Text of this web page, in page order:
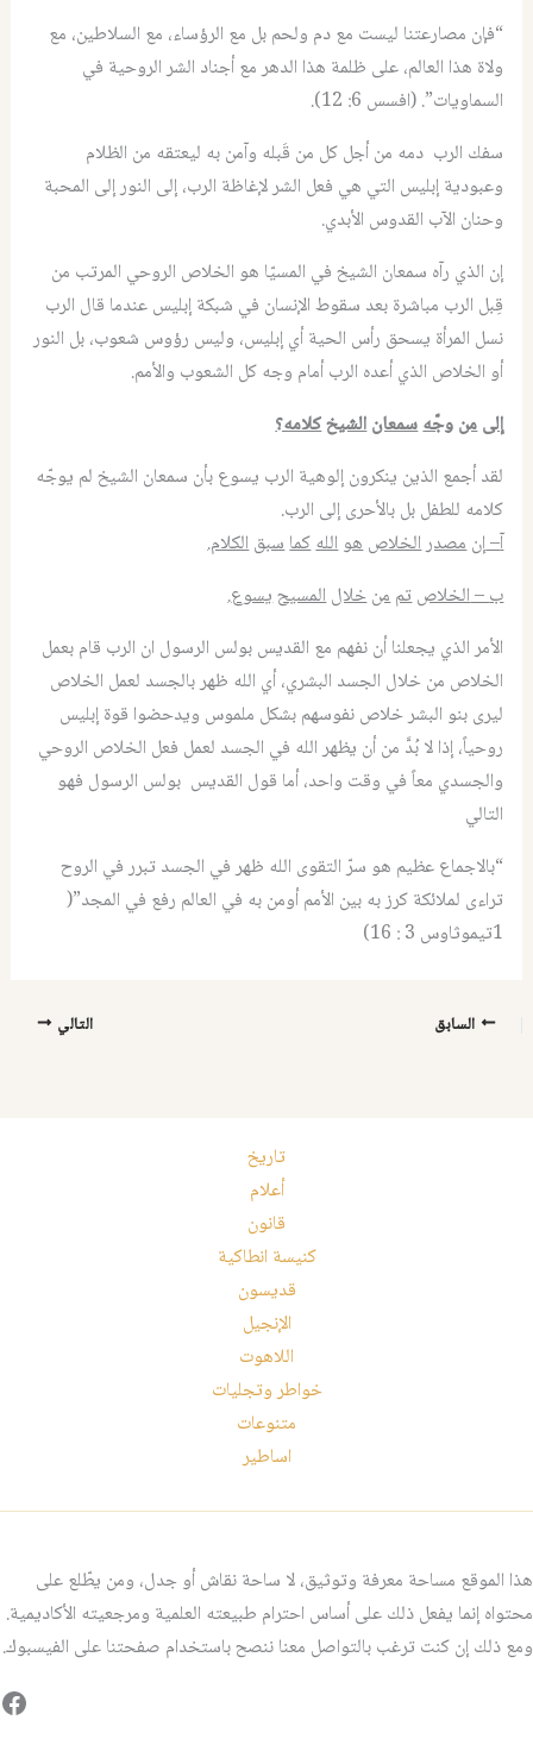
“فإن مصارعتنا ليست مع دم ولحم بل مع الرؤساء، مع السلاطين، مع
ولاة هذا العالم، على ظلمة هذا الدهر مع أجناد الشر الروحية في
السماويات”. (افسس 6: 12).
سفك الرب دمه من أجل كل من قَبله وآمن به ليعتقه من الظلام
وعبودية إبليس التي هي فعل الشر لإغاظة الرب، إلى النور إلى المحبة
وحنان الآب القدوس الأبدي.
إن الذي رآه سمعان الشيخ في المسيّا هو الخلاص الروحي المرتب من
قِبل الرب مباشرة بعد سقوط الإنسان في شبكة إبليس عندما قال الرب
نسل المرأة يسحق رأس الحية أي إبليس، وليس رؤوس شعوب، بل النور
أو الخلاص الذي أعده الرب أمام وجه كل الشعوب والأمم.
إلىمنوجّهسمعانالشيخكلامه؟
لقد أجمع الذين ينكرون إلوهية الرب يسوع بأن سمعان الشيخ لم يوجّه
كلامه للطفل بل بالأحرى إلى الرب.
آ–إنمصدرالخلاصهواللهكماسبقالكلام.
ب–الخلاصتممنخلالالمسيحيسوع.
الأمر الذي يجعلنا أن نفهم مع القديس بولس الرسول ان الرب قام بعمل
الخلاص من خلال الجسد البشري، أي الله ظهر بالجسد لعمل الخلاص
ليرى بنو البشر خلاص نفوسهم بشكل ملموس ويدحضوا قوة إبليس
روحياً، إذا لا بُدَّ من أن يظهر الله في الجسد لعمل فعل الخلاص الروحي
والجسدي معاً في وقت واحد، أما قول القديس بولس الرسول فهو
التالي
“بالاجماع عظيم هو سرّ التقوى الله ظهر في الجسد تبرر في الروح
تراءى لملائكة كرز به بين الأمم أومن به في العالم رفع في المجد”(
1تيموثاوس 3 : 16)
السابق التالي
تاريخ
أعلام
قانون
كنيسة انطاكية
قديسون
الإنجيل
اللاهوت
خواطر وتجليات
متنوعات
اساطير
هذا الموقع مساحة معرفة وتوثيق، لا ساحة نقاش أو جدل، ومن يطّلع على
محتواه إنما يفعل ذلك على أساس احترام طبيعته العلمية ومرجعيته الأكاديمية.
ومع ذلك إن كنت ترغب بالتواصل معنا ننصح باستخدام صفحتنا على الفيسبوك.